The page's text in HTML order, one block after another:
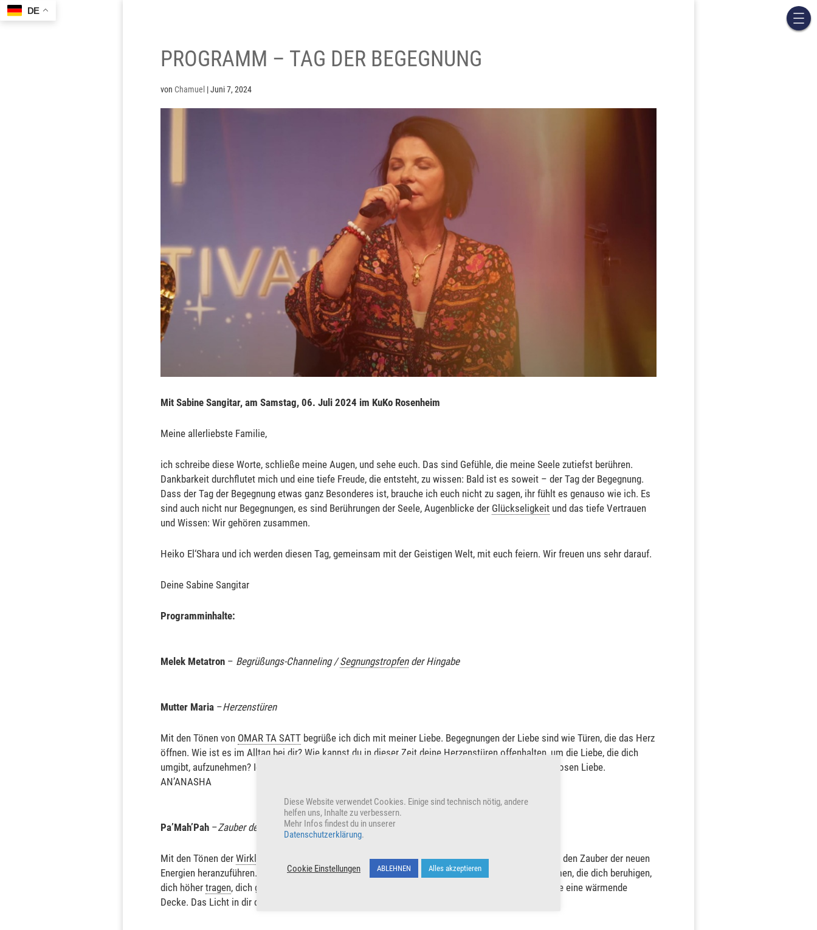
PROGRAMM – TAG DER BEGEGNUNG
von Chamuel |Juni 7, 2024
Mit Sabine Sangitar, am Samstag, 06. Juli 2024 im KuKo Rosenheim
Meine allerliebste Familie,
ich schreibe diese Worte, schließe meine Augen, und sehe euch. Das sind Gefühle, die meine Seele zutiefst berühren.
Dankbarkeit durchflutet mich und eine tiefe Freude, die entsteht, zu wissen: Bald ist es soweit – der Tag der Begegnung.
Dass der Tag der Begegnung etwas ganz Besonderes ist, brauche ich euch nicht zu sagen, ihr fühlt es genauso wie ich. Es
sind auch nicht nur Begegnungen, es sind Berührungen der Seele, Augenblicke der Glückseligkeitund das tiefe Vertrauen
und Wissen: Wir gehören zusammen.
Heiko El‘Shara und ich werden diesen Tag, gemeinsam mit der Geistigen Welt, mit euch feiern. Wir freuen uns sehr darauf.
Deine Sabine Sangitar
Programminhalte:
Melek Metatron– Begrüßungs-Channeling /Segnungstropfender Hingabe
Mutter Maria –Herzenstüren
Mit den Tönen von OMAR TA SATTbegrüße ich dich mit meiner Liebe. Begegnungen der Liebe sind wie Türen, die das Herz
öffnen. Wie ist es im Alltag bei dir? Wie kannst du in dieser Zeit deine Herzenstüren offenhalten, um die Liebe, die dich
umgibt, aufzunehmen? Ich werde dich dabei unterstützen, mit Worten und Energien der bedingungslosen Liebe.
AN’ANASHA
Pa’Mah’Pah –Zauber der neuen Energien
Mit den Tönen der Wirklichkeit , begrüße ich dich. Ich wurdeauserwählt
, um dich an den Zauber der neuen
Energien heranzuführen. Dein Lichtkörper kann in dieser Zeit sehr viel mehr Energieströme aufnehmen, die dich beruhigen,
dich höher tragen, dich gelassener werden lassen. Es ist ein Zauber, der sich niederlegt um dich, wie eine wärmende
Decke. Das Licht in dir dehnt sich aus. AN’ANASHA
Diese Website verwendet Cookies. Einige sind technisch nötig, andere
helfen uns, Inhalte zu verbessern.
Mehr Infos findest du in unserer
Datenschutzerklärung.
Cookie Einstellungen ABLEHNEN Alles akzeptieren
DE